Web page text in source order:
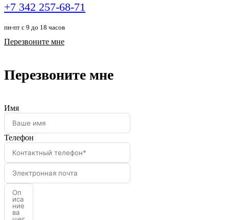
+7 342 257-68-71
пн-пт с 9 до 18 часов
Перезвоните мне
Перезвоните мне
Имя
Телефон